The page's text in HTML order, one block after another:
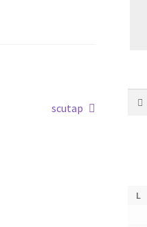
Articolul
scutap
L